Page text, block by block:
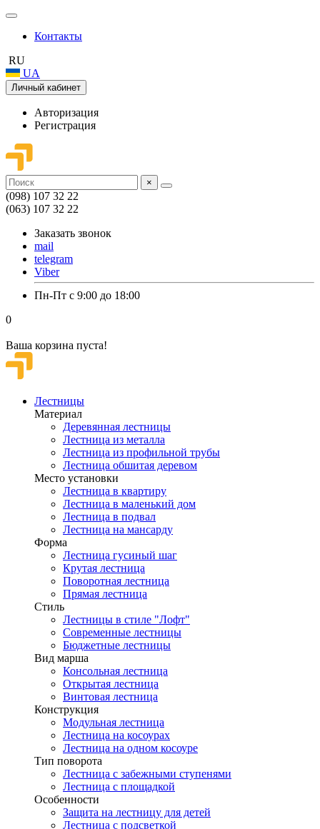
Контакты
RU
UA
Личный кабинет
Авторизация
Регистрация
×
(098) 107 32 22
(063) 107 32 22
Заказать звонок
mail
telegram
Viber
Пн-Пт с 9:00 до 18:00
0
Ваша корзина пуста!
Лестницы
Материал
Деревянная лестницы
Лестница из металла
Лестница из профильной трубы
Лестница обшитая деревом
Место установки
Лестница в квартиру
Лестница в маленький дом
Лестница в подвал
Лестница на мансарду
Форма
Лестница гусиный шаг
Крутая лестница
Поворотная лестница
Прямая лестница
Стиль
Лестницы в стиле "Лофт"
Современные лестницы
Бюджетные лестницы
Вид марша
Консольная лестница
Открытая лестница
Винтовая лестница
Конструкция
Модульная лестница
Лестница на косоурах
Лестница на одном косоуре
Тип поворота
Лестница с забежными ступенями
Лестница с площадкой
Особенности
Защита на лестницу для детей
Лестница с подсветкой